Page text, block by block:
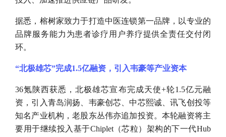
据悉，榕树家致力于打造中医连锁第一品牌，以专业的
品牌服务能力为患者诊疗用户养疗提供全责任交付闭
环。
“北极雄芯”完成1.5亿融资，引入韦豪等产业资本
36氪陕西获悉，北极雄芯宣布完成天使+轮1.5亿元融
资，引入青岛润扬、韦豪创芯、中芯熙诚、讯飞创投等
知名产业机构，老股东丛伟亦追加投资。本轮融资将主
要用于继续投入基于Chiplet（芯粒）架构的下一代Hub